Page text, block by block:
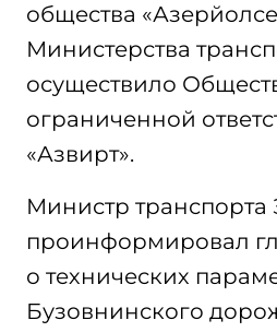
общества
Министерства
осуществило
ограниченной
«Азвирт».
Министр
проинформировал
о технических
Бузовнинского